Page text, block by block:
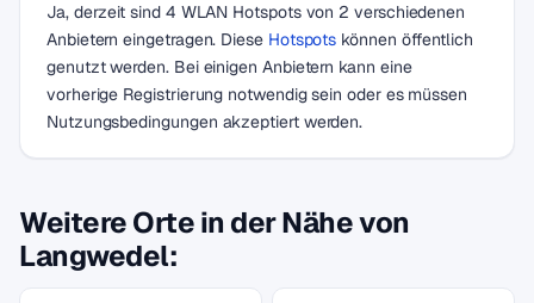
Ja, derzeit sind 4 WLAN Hotspots von 2 verschiedenen
Anbietern eingetragen. Diese Hotspots können öffentlich
genutzt werden. Bei einigen Anbietern kann eine
vorherige Registrierung notwendig sein oder es müssen
Nutzungsbedingungen akzeptiert werden.
Weitere Orte in der Nähe von
Langwedel: